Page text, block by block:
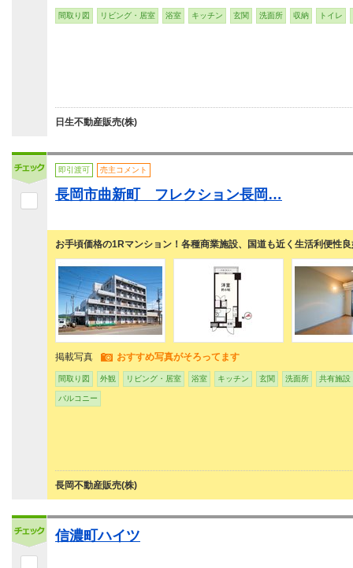
間取り図 リビング・居室 浴室 キッチン 玄関 洗面所 収納 トイレ
日生不動産販売(株)
即引渡可 売主コメント
長岡市曲新町 フレクション長岡…
お手頃価格の1Rマンション！各種商業施設、国道も近く生活利便性
掲載写真 おすすめ写真がそろってます
間取り図 外観 リビング・居室 浴室 キッチン 玄関 洗面所 共有施設
バルコニー
長岡不動産販売(株)
信濃町ハイツ